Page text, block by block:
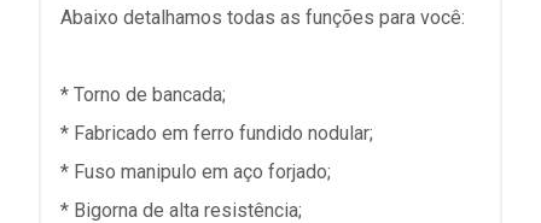
Abaixo detalhamos todas as funções para você:
* Torno de bancada;
* Fabricado em ferro fundido nodular;
* Fuso manipulo em aço forjado;
* Bigorna de alta resistência;